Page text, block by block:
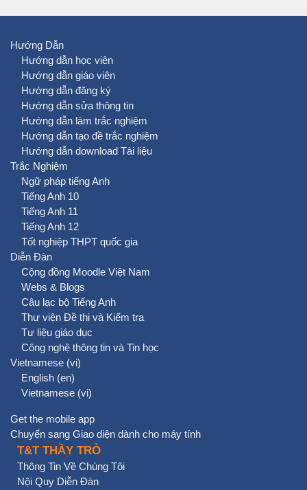
Hướng Dẫn
Hướng dẫn học viên
Hướng dẫn giáo viên
Hướng dẫn đăng ký
Hướng dẫn sửa thông tin
Hướng dẫn làm trắc nghiệm
Hướng dẫn tạo đề trắc nghiệm
Hướng dẫn download Tài liệu
Trắc Nghiệm
Ngữ pháp tiếng Anh
Tiếng Anh 10
Tiếng Anh 11
Tiếng Anh 12
Tốt nghiệp THPT quốc gia
Diễn Đàn
Cộng đồng Moodle Việt Nam
Webs & Blogs
Câu lạc bộ Tiếng Anh
Thư viện Đề thi và Kiểm tra
Tư liệu giáo dục
Công nghệ thông tin và Tin học
Vietnamese ‎(vi)‎
English ‎(en)‎
Vietnamese ‎(vi)‎
Get the mobile app
Chuyển sang Giao diện dành cho máy tính
T&T THẦY TRÒ
Thông Tin Về Chúng Tôi
Nội Quy Diễn Đàn